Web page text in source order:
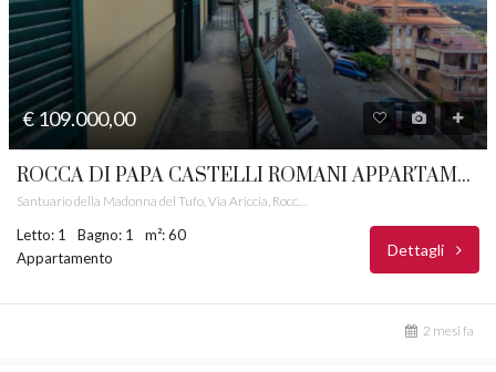
€ 109.000,00
ROCCA DI PAPA CASTELLI ROMANI APPARTAMENTO PANORAMICO RIF. 7B
Letto: 1 Bagno: 1
m²: 60
Appartamento
Dettagli
2 mesi fa